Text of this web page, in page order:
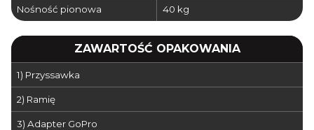
Nośność pionowa 40 kg
ZAWARTOŚĆ OPAKOWANIA
1) Przyssawka
2) Ramię
3) Adapter GoPro